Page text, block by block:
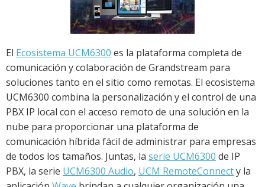
El Ecosistema UCM6300 es la plataforma completa de
comunicación y colaboración de Grandstream para
soluciones tanto en el sitio como remotas. El ecosistema
UCM6300 combina la personalización y el control de una
PBX IP local con el acceso remoto de una solución en la
nube para proporcionar una plataforma de
comunicación híbrida fácil de administrar para empresas
de todos los tamaños. Juntas, la serie UCM6300 de IP
PBX, la serie UCM6300 Audio, UCM RemoteConnecty la